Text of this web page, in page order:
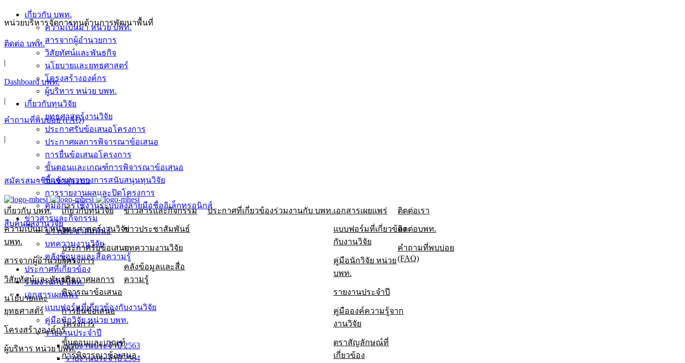
หน่วยบริหารจัดการทุนด้านการพัฒนาพื้นที่
ติดต่อ บพท.
|
Dashboard บพท.
|
คำถามที่พบบ่อย (FAQ)
|
สมัครสมาชิก/เข้าสู่ระบบ
เกี่ยวกับ บพท.
ความเป็นมา หน่วย
บพท.
สารจากผู้อำนวยการ
วิสัยทัศน์และพันธกิจ
นโยบายและ
ยุทธศาสตร์
โครงสร้างองค์กร
ผู้บริหาร หน่วย บพท.
เกี่ยวกับทุนวิจัย
ยุทธศาสตร์งานวิจัย
ประกาศรับข้อเสนอ
โครงการ
ประกาศผลการ
พิจารณาข้อเสนอ
การยื่นข้อเสนอ
โครงการ
ขั้นตอนและเกณฑ์
การพิจารณาข้อเสนอ
ข่าวสารและกิจกรรม
ข่าวประชาสัมพันธ์
บทความงานวิจัย
คลังข้อมูลและสื่อ
ความรู้
ประกาศที่เกี่ยวข้องร่วมงานกับ บพท.เอกสารเผยแพร่
แบบฟอร์มที่เกี่ยวข้อง
กับงานวิจัย
คู่มือนักวิจัย หน่วย
บพท.
รายงานประจำปี
คู่มือองค์ความรู้จาก
งานวิจัย
ตราสัญลักษณ์ที่
เกี่ยวข้อง
ติดต่อเรา
ติดต่อบพท.
คำถามที่พบบ่อย
(FAQ)
สืบค้นผลงานวิจัย
เกี่ยวกับ บพท.
ความเป็นมา หน่วย บพท.
สารจากผู้อำนวยการ
วิสัยทัศน์และพันธกิจ
นโยบายและยุทธศาสตร์
โครงสร้างองค์กร
ผู้บริหาร หน่วย บพท.
เกี่ยวกับทุนวิจัย
ยุทธศาสตร์งานวิจัย
ประกาศรับข้อเสนอโครงการ
ประกาศผลการพิจารณาข้อเสนอ
การยื่นข้อเสนอโครงการ
ขั้นตอนและเกณฑ์การพิจารณาข้อเสนอ
ชี้แจงแนวทางการสนับสนุนทุนวิจัย
การรายงานผลและปิดโครงการ
คู่มือการใช้งานระบบลงลายมือชื่ออิเล็กทรอนิกส์
ข่าวสารและกิจกรรม
ข่าวประชาสัมพันธ์
บทความงานวิจัย
คลังข้อมูลและสื่อความรู้
ประกาศที่เกี่ยวข้อง
ร่วมงานกับ บพท.
เอกสารเผยแพร่
แบบฟอร์มที่เกี่ยวข้องกับงานวิจัย
คู่มือนักวิจัย หน่วย บพท.
รายงานประจำปี
รายงานประจำปี 2563
รายงานประจำปี 2564